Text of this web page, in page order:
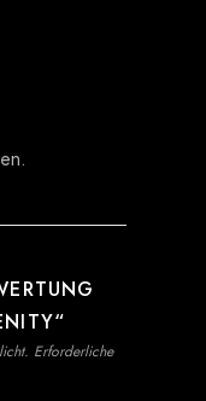
Erforderliche